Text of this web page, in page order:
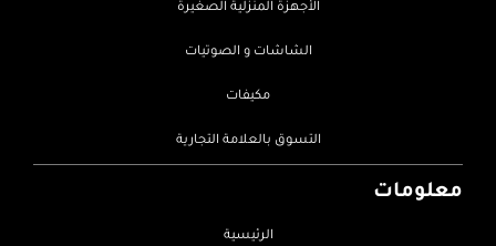
الأجهزة المنزلية الصغيرة
الشاشات و الصوتيات
مكيفات
التسوق بالعلامة التجارية
معلومات
الرئيسية